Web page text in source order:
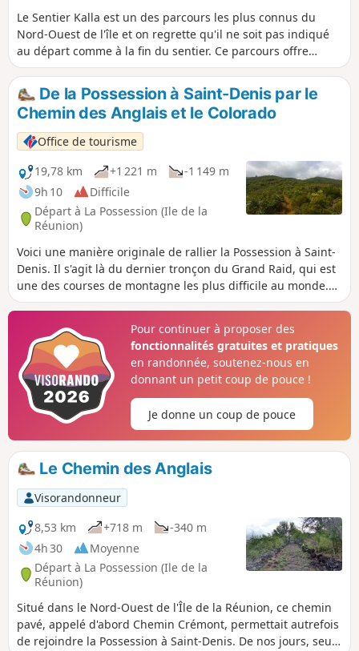
Le Sentier Kalla est un des parcours les plus connus du
Nord-Ouest de l'île et on regrette qu'il ne soit pas indiqué
au départ comme à la fin du sentier. Ce parcours offre
quelques beaux point de vue vers le Port. Sans être très
exigant, ce sentier comporte quelques portions pavées.
Beaucoup de personnes préfèrent faire l'aller-retour par le
sentier, mais il est possible de faire une boucle en passant
par les ruelles. Ne pas manquer, en fin de randonnée, la
Grotte Kalla.
De la Possession à Saint-Denis par le
Chemin des Anglais et le Colorado
Office de tourisme
19,78 km
+1 221 m
-1 149 m
9h 10
Difficile
Départ à La Possession (Ile de la
Réunion)
Voici une manière originale de rallier la Possession à Saint-
Denis. Il s'agit là du dernier tronçon du Grand Raid, qui est
une des courses de montagne les plus difficile au monde.
Près de la moitié de la randonnée se fera sur le Chemin des
beaux panoramas. Cet itinéraire passe par la Grande-
Chaloupe et le Colorado. Cette sortie demande une certaine
condition physique.
Pour continuer à proposer des
fonctionnalités gratuites et pratiques
en randonnée, soutenez-nous en
donnant un petit coup de pouce !
Je donne un coup de pouce
Le Chemin des Anglais
Visorandonneur
8,53 km
+718 m
-340 m
4h 30
Moyenne
Départ à La Possession (Ile de la
Réunion)
Situé dans le Nord-Ouest de l'Île de la Réunion, ce chemin
pavé, appelé d'abord Chemin Crémont, permettait autrefois
de rejoindre la Possession à Saint-Denis. De nos jours, seule